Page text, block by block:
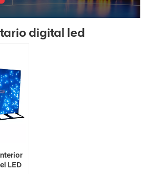
digital led
LED